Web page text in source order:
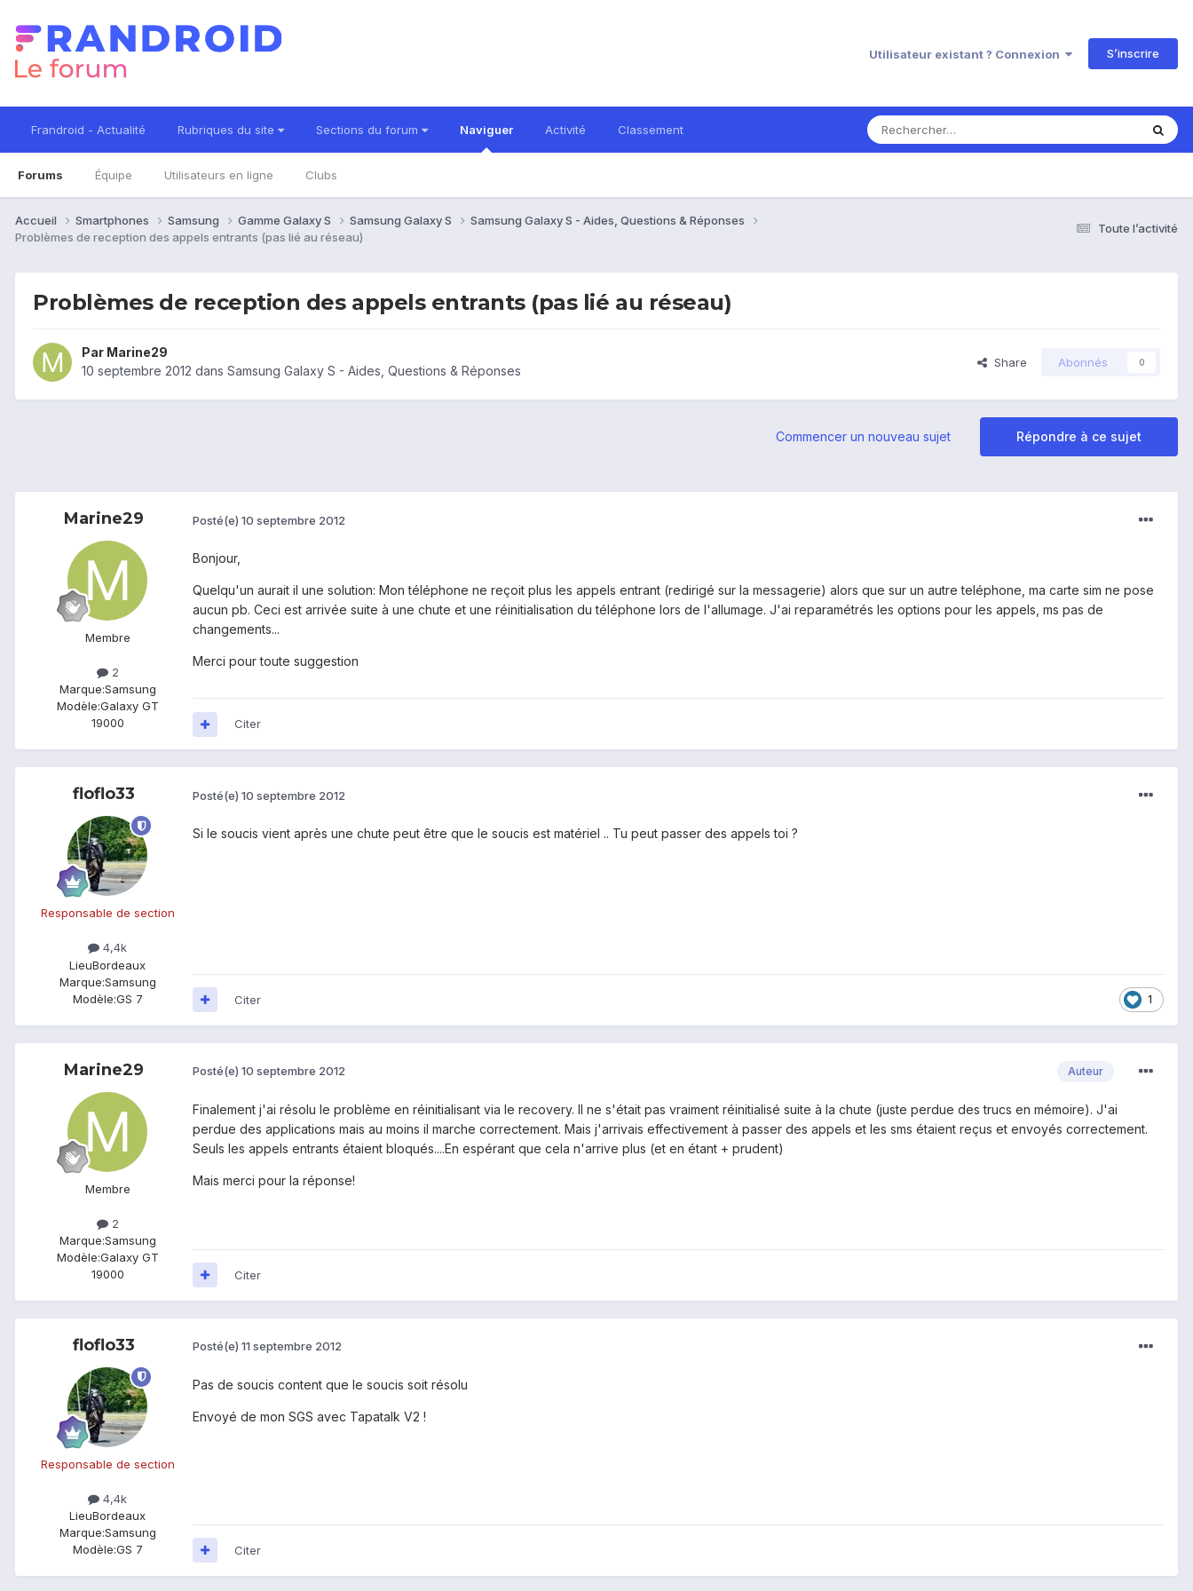
Utilisateur existant ? Connexion S’inscrire
Frandroid - Actualité Rubriques du site Sections du forum Naviguer
Forums Équipe Utilisateurs en ligne Clubs
Activité Classement
Toute l’activité
Accueil Smartphones Samsung Gamme Galaxy S Samsung Galaxy S
Samsung Galaxy S - Aides, Questions & Réponses
Problèmes de reception des appels entrants (pas lié au réseau)
Problèmes de reception des appels entrants (pas lié au réseau)
Par Marine29
10 septembre 2012 dans Samsung Galaxy S - Aides, Questions & Réponses
Share Abonnés 0
Répondre à ce sujet
Commencer un nouveau sujet
Marine29
Membre
2
Marque:Samsung
Modèle:Galaxy GT
19000
Posté(e) 10 septembre 2012
Bonjour,
Quelqu'un aurait il une solution: Mon téléphone ne reçoit plus les appels entrant (redirigé sur la messagerie) alors que sur un autre teléphone, ma carte sim ne pose
aucun pb. Ceci est arrivée suite à une chute et une réinitialisation du téléphone lors de l'allumage. J'ai reparamétrés les options pour les appels, ms pas de
changements...
Merci pour toute suggestion
Citer
floflo33
Responsable de section
4,4k
LieuBordeaux
Marque:Samsung
Modèle:GS 7
Posté(e) 10 septembre 2012
Si le soucis vient après une chute peut être que le soucis est matériel .. Tu peut passer des appels toi ?
1
Citer
Marine29
Membre
2
Marque:Samsung
Modèle:Galaxy GT
19000
Auteur
Posté(e) 10 septembre 2012
Finalement j'ai résolu le problème en réinitialisant via le recovery. Il ne s'était pas vraiment réinitialisé suite à la chute (juste perdue des trucs en mémoire). J'ai
perdue des applications mais au moins il marche correctement. Mais j'arrivais effectivement à passer des appels et les sms étaient reçus et envoyés correctement.
Seuls les appels entrants étaient bloqués....En espérant que cela n'arrive plus (et en étant + prudent)
Mais merci pour la réponse!
Citer
floflo33
Responsable de section
4,4k
LieuBordeaux
Marque:Samsung
Modèle:GS 7
Posté(e) 11 septembre 2012
Pas de soucis content que le soucis soit résolu
Envoyé de mon SGS avec Tapatalk V2 !
Citer